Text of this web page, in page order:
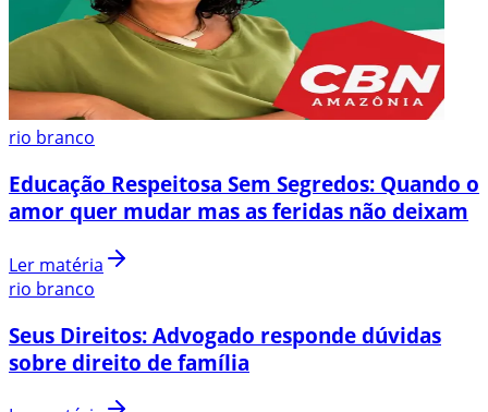
rio branco
Educação Respeitosa Sem Segredos: Quando o
amor quer mudar mas as feridas não deixam
Ler matéria
rio branco
Seus Direitos: Advogado responde dúvidas
sobre direito de família